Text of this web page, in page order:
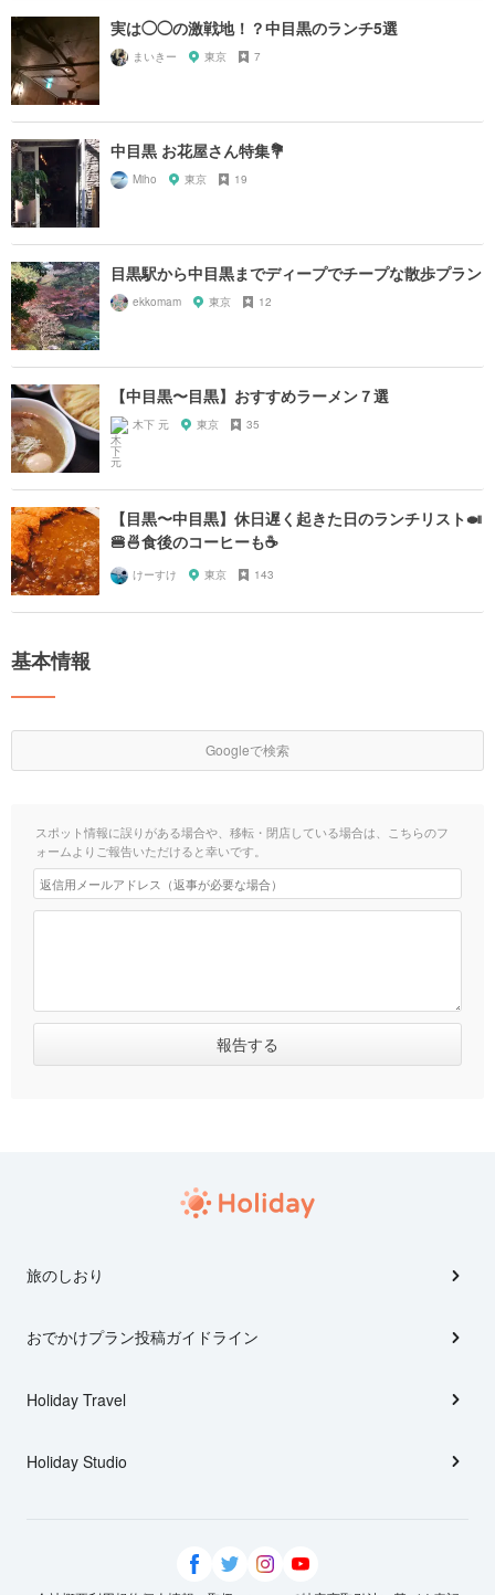
実は◯◯の激戦地！？中目黒のランチ5選
まいきー 東京 7
中目黒 お花屋さん特集💐
Miho 東京 19
目黒駅から中目黒までディープでチープな散歩プラン
ekkomam 東京 12
【中目黒〜目黒】おすすめラーメン７選
木下 元 東京 35
【目黒〜中目黒】休日遅く起きた日のランチリスト🍛
🍔🍜食後のコーヒーも☕️
けーすけ 東京 143
基本情報
Googleで検索
スポット情報に誤りがある場合や、移転・閉店している場合は、こちらのフ
ォームよりご報告いただけると幸いです。
旅のしおり
おでかけプラン投稿ガイドライン
Holiday Travel
Holiday Studio